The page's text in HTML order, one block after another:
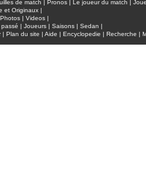
de match Pronos Le joueur du match
et Originaux |
Photos | Videos |
| Joueurs | Saisons | Sedan |
| Plan du site | Aide | Encyclopedie | Recherche |